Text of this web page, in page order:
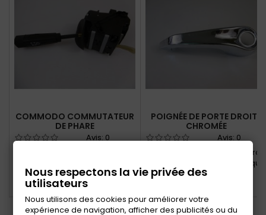
COMMODO COMMUTATEUR
DE PHARE
Avis: 0
Ajouter au panier
POIGNÉE DE PORTE DROITE
CHROMÉE
Avis: 0
Poignée de portière côté droit
chromée en matière plastique
+ coffre F4 F6...
Nous respectons la vie privée des
utilisateurs
Nous utilisons des cookies pour améliorer votre
expérience de navigation, afficher des publicités ou du